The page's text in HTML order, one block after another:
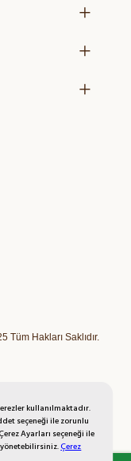
kullanılmaktadır.
seçeneği ile zorunlu
Ayarları seçeneği ile
Çerez
Tüm Hakları Saklıdır.